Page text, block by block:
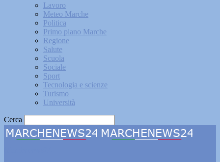
Lavoro
Meteo Marche
Politica
Primo piano Marche
Regione
Salute
Scuola
Sociale
Sport
Tecnologia e scienze
Turismo
Università
Cerca